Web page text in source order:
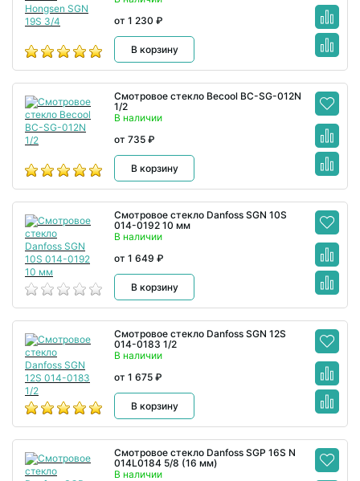
от 1 230 ₽
В корзину
Смотровое стекло Becool BC-SG-012N
1/2
В наличии
от 735 ₽
В корзину
Смотровое стекло Danfoss SGN 10S
014-0192 10 мм
В наличии
от 1 649 ₽
В корзину
Смотровое стекло Danfoss SGN 12S
014-0183 1/2
В наличии
от 1 675 ₽
В корзину
Смотровое стекло Danfoss SGP 16S N
014L0184 5/8 (16 мм)
В наличии